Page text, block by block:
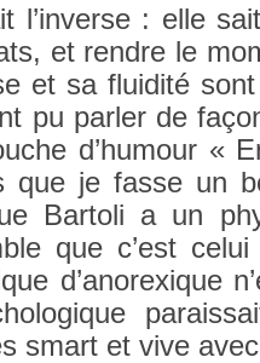
l’in­verse : elle
et re­ndre le
et sa fluidité
pu parl­er de
d’humour «
que je fasse un
Bar­toli a un
que c’est
d’anorexique
smart et vive